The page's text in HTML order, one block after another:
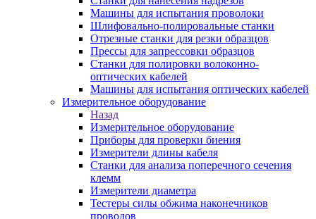
Машины для испытания проволоки
Шлифовально-полировальные станки
Отрезные станки для резки образцов
Прессы для запрессовки образцов
Станки для полировки волоконно-
оптических кабелей
Машины для испытания оптических кабелей
Измерительное оборудование
Назад
Измерительное оборудование
Приборы для проверки биения
Измерители длины кабеля
Станки для анализа поперечного сечения
клемм
Измерители диаметра
Тестеры силы обжима наконечников
проводов